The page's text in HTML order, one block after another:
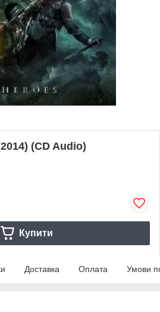
(CD Audio)
Купити
Доставка Оплата Умови